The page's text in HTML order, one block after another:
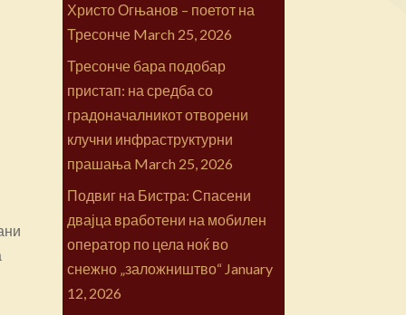
Христо Огњанов – поетот на
Тресонче March 25, 2026
Тресонче бара подобар
пристап: на средба со
градоначалникот отворени
клучни инфраструктурни
прашања March 25, 2026
Подвиг на Бистра: Спасени
двајца вработени на мобилен
оператор по цела ноќ во
снежно „заложништво“ January
12, 2026